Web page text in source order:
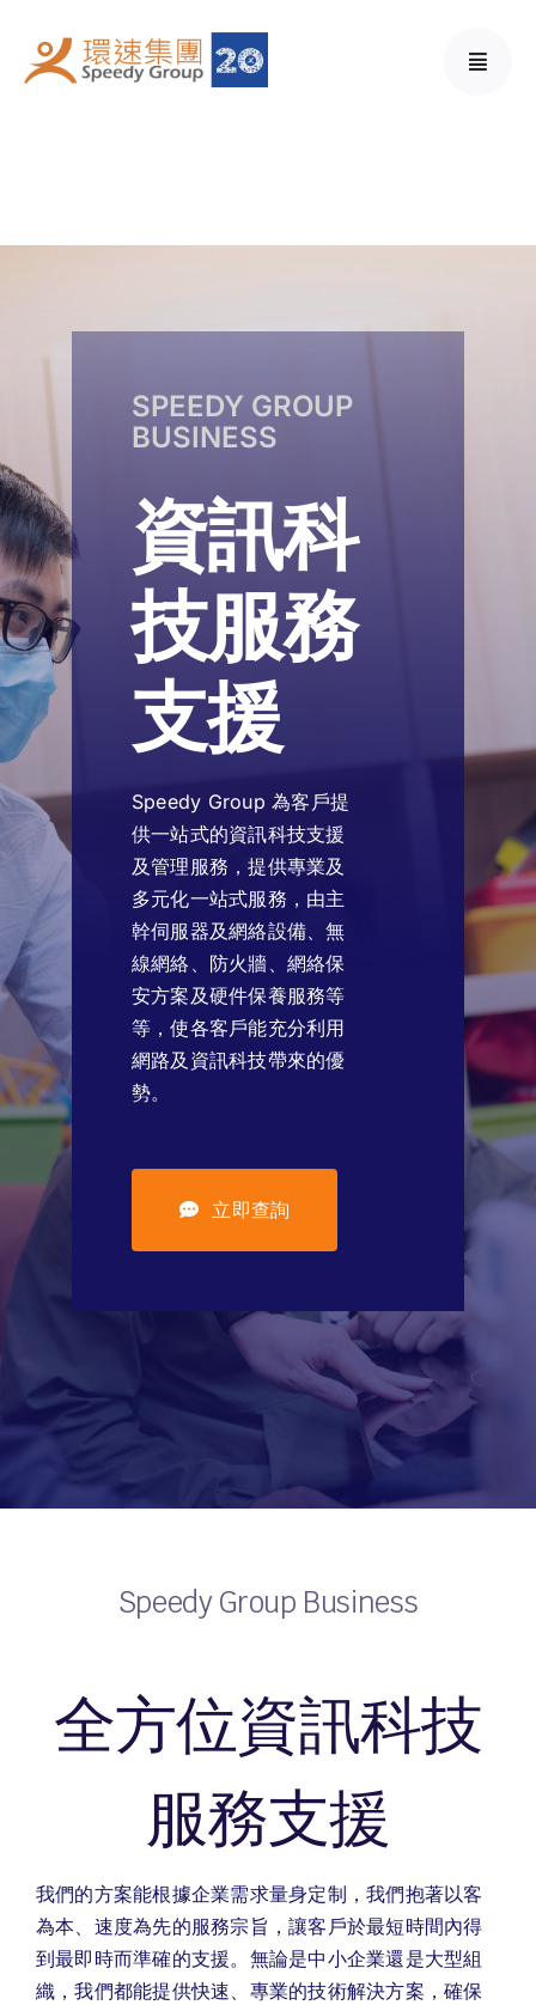
content
SPEEDY GROUP
BUSINESS
資訊科
技服務
支援
Speedy Group 為客戶提
供一站式的資訊科技支援
及管理服務，提供專業及
多元化一站式服務，由主
幹伺服器及網絡設備、無
線網絡、防火牆、網絡保
安方案及硬件保養服務等
等，使各客戶能充分利用
網路及資訊科技帶來的優
勢。
立即查詢
Speedy Group Business
全方位資訊科技
服務支援
我們的方案能根據企業需求量身定制，我們抱著以客
為本、速度為先的服務宗旨，讓客戶於最短時間內得
到最即時而準確的支援。無論是中小企業還是大型組
織，我們都能提供快速、專業的技術解決方案，確保